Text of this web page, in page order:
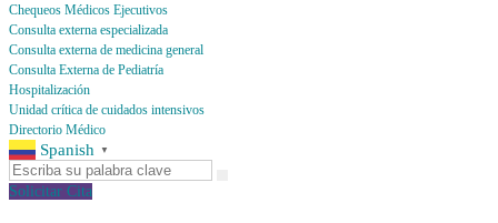
Chequeos Médicos Ejecutivos
Consulta externa especializada
Consulta externa de medicina general
Consulta Externa de Pediatría
Hospitalización
Unidad crítica de cuidados intensivos
Directorio Médico
Spanish ▼
Solicitar Cita